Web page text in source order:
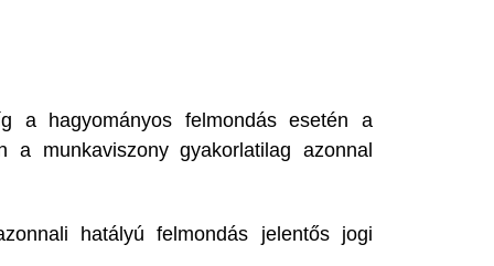
a hagyományos felmondás esetén a
munkaviszony gyakorlatilag azonnal
hatályú felmondás jelentős jogi